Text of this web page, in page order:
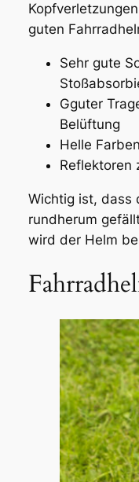
guten
Sehr gute
Gguter
Belüftung
Helle
Reflektoren
Wichtig ist, dass
rundherum
wird der Helm